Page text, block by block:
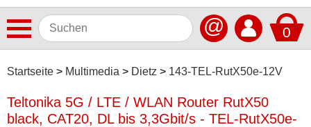
0
@
Startseite Multimedia Dietz 143-TEL-RutX50e-12V
Dashcams
Teltonika 5G / LTE / WLAN Router RutX50
black, CAT20, DL bis 3,3Gbit/s - TEL-RutX50e-